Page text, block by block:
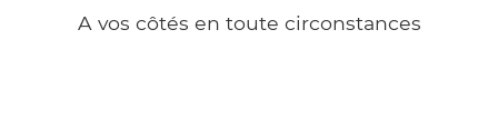
A vos côtés en toute circonstances